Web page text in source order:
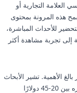
العلامة التجارية أو
هذه المرونة بمحتوى
للأحداث المباشرة،
إلى تجربة مشاهدة أكثر
الأهمية. تشير الأبحاث
إلى التركيز على "منتج رئيسي" يمكن عرضه بصريًا، ويفضل أن يكون سعره بين 20-45 دولارًا